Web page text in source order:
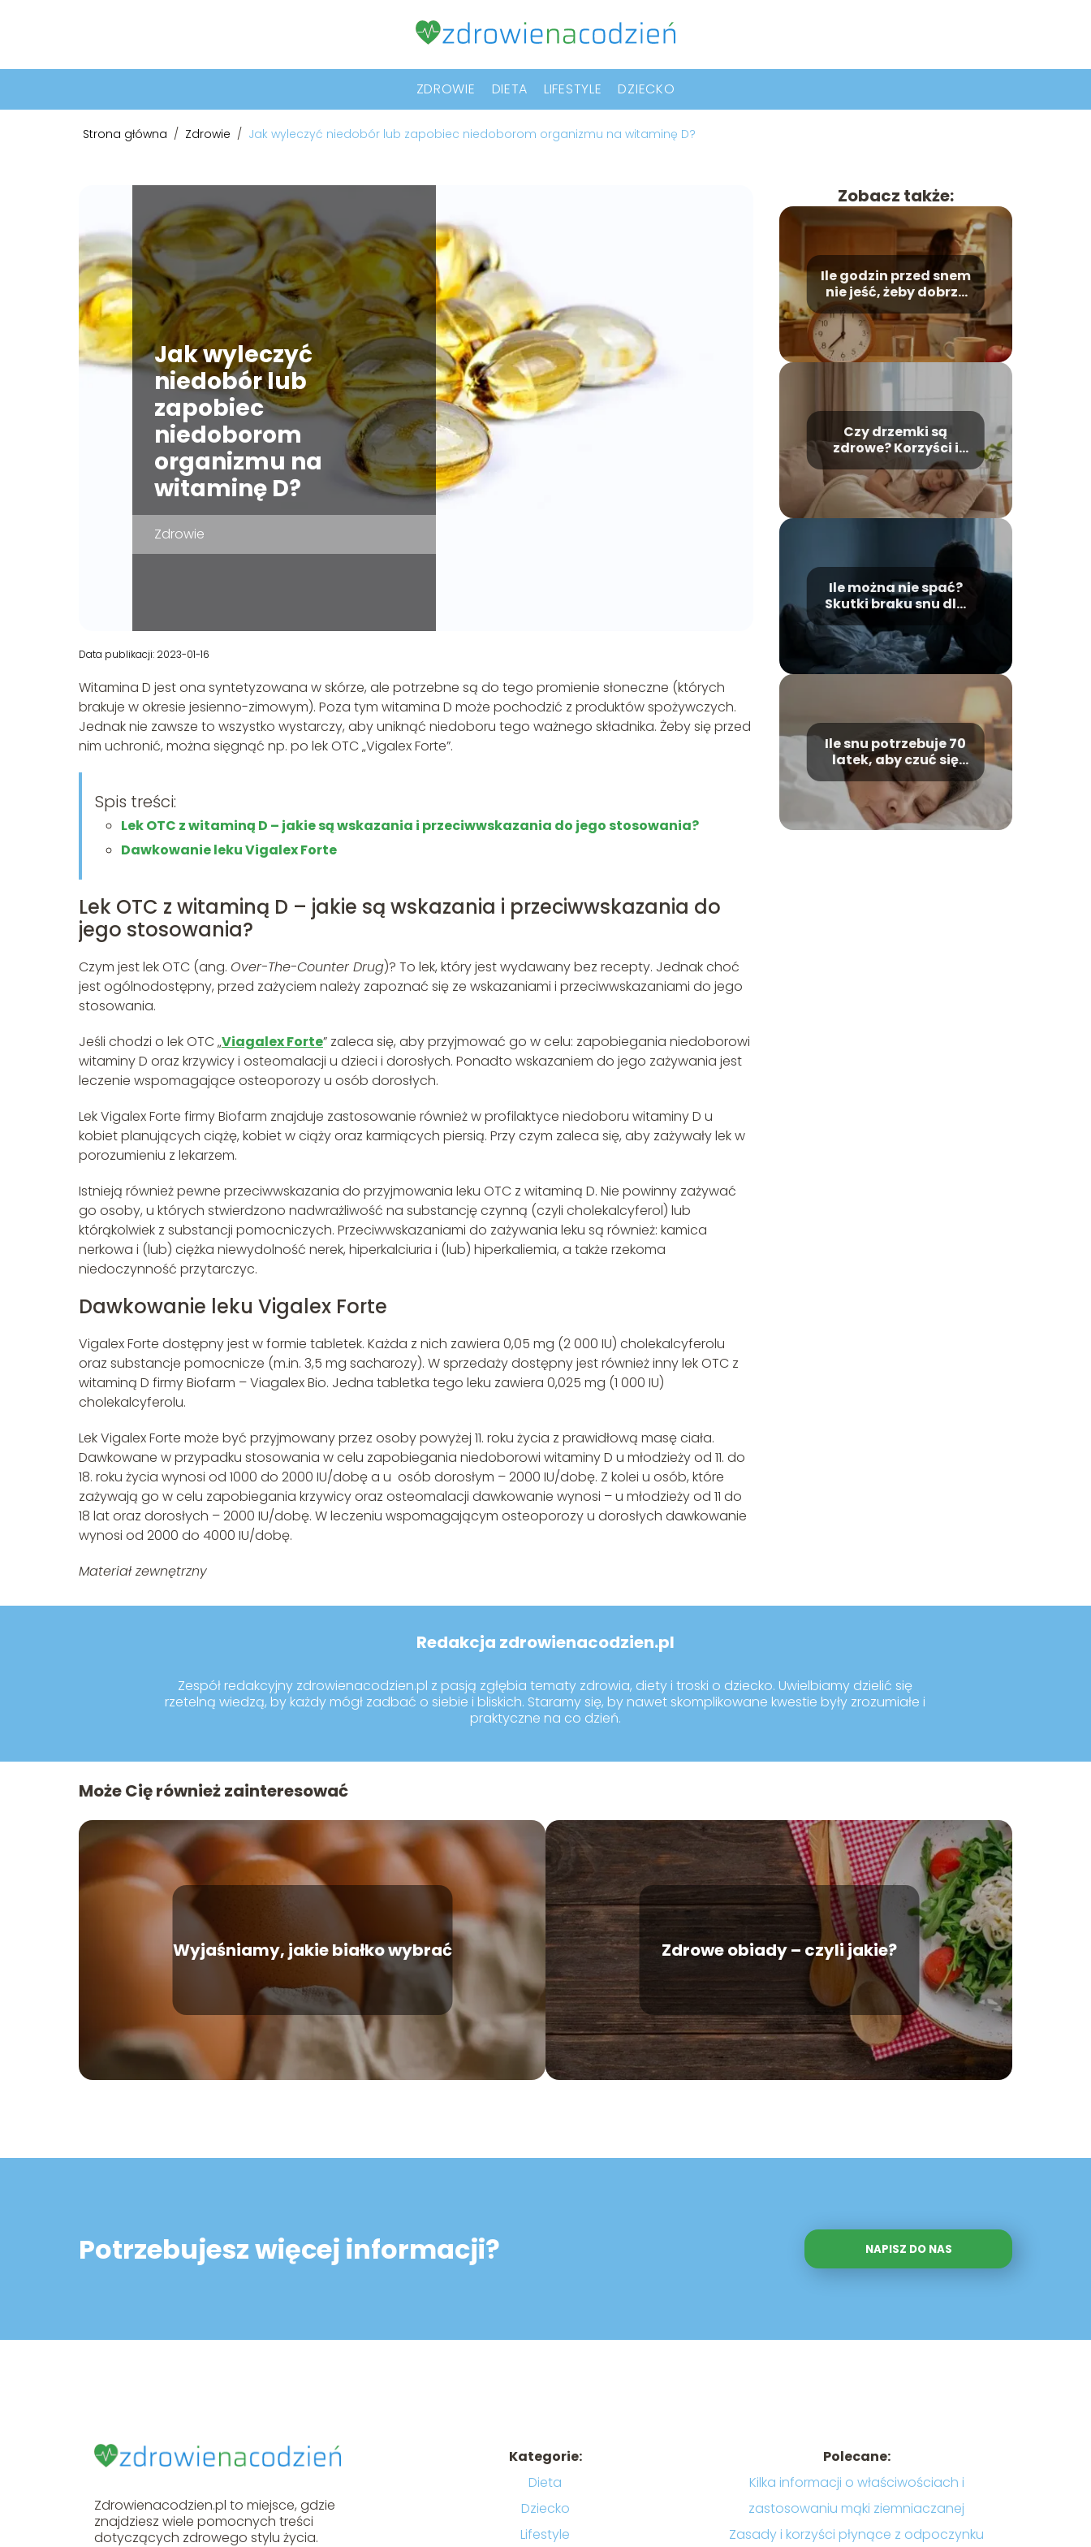
ZDROWIE DIETA LIFESTYLE DZIECKO
Strona główna / Zdrowie / Jak wyleczyć niedobór lub zapobiec niedoborom organizmu na witaminę D?
Jak wyleczyć
niedobór lub
zapobiec
niedoborom
organizmu na
witaminę D?
Zdrowie
Data publikacji: 2023-01-16
Witamina D jest ona syntetyzowana w skórze, ale potrzebne są do tego promienie słoneczne (których
brakuje w okresie jesienno-zimowym). Poza tym witamina D może pochodzić z produktów spożywczych.
Jednak nie zawsze to wszystko wystarczy, aby uniknąć niedoboru tego ważnego składnika. Żeby się przed
nim uchronić, można sięgnąć np. po lek OTC „Vigalex Forte”.
Spis treści:
Lek OTC z witaminą D – jakie są wskazania i przeciwwskazania do jego stosowania?
Dawkowanie leku Vigalex Forte
Lek OTC z witaminą D – jakie są wskazania i przeciwwskazania do
jego stosowania?
Czym jest lek OTC (ang. Over-The-Counter Drug)? To lek, który jest wydawany bez recepty. Jednak choć
jest ogólnodostępny, przed zażyciem należy zapoznać się ze wskazaniami i przeciwwskazaniami do jego
stosowania.
Jeśli chodzi o lek OTC „Viagalex Forte” zaleca się, aby przyjmować go w celu: zapobiegania niedoborowi
witaminy D oraz krzywicy i osteomalacji u dzieci i dorosłych. Ponadto wskazaniem do jego zażywania jest
leczenie wspomagające osteoporozy u osób dorosłych.
Lek Vigalex Forte firmy Biofarm znajduje zastosowanie również w profilaktyce niedoboru witaminy D u
kobiet planujących ciążę, kobiet w ciąży oraz karmiących piersią. Przy czym zaleca się, aby zażywały lek w
porozumieniu z lekarzem.
Istnieją również pewne przeciwwskazania do przyjmowania leku OTC z witaminą D. Nie powinny zażywać
go osoby, u których stwierdzono nadwrażliwość na substancję czynną (czyli cholekalcyferol) lub
którąkolwiek z substancji pomocniczych. Przeciwwskazaniami do zażywania leku są również: kamica
nerkowa i (lub) ciężka niewydolność nerek, hiperkalciuria i (lub) hiperkaliemia, a także rzekoma
niedoczynność przytarczyc.
Dawkowanie leku Vigalex Forte
Vigalex Forte dostępny jest w formie tabletek. Każda z nich zawiera 0,05 mg (2 000 IU) cholekalcyferolu
oraz substancje pomocnicze (m.in. 3,5 mg sacharozy). W sprzedaży dostępny jest również inny lek OTC z
witaminą D firmy Biofarm – Viagalex Bio. Jedna tabletka tego leku zawiera 0,025 mg (1 000 IU)
cholekalcyferolu.
Lek Vigalex Forte może być przyjmowany przez osoby powyżej 11. roku życia z prawidłową masę ciała.
Dawkowane w przypadku stosowania w celu zapobiegania niedoborowi witaminy D u młodzieży od 11. do
18. roku życia wynosi od 1000 do 2000 IU/dobę a u osób dorosłym – 2000 IU/dobę. Z kolei u osób, które
zażywają go w celu zapobiegania krzywicy oraz osteomalacji dawkowanie wynosi – u młodzieży od 11 do
18 lat oraz dorosłych – 2000 IU/dobę. W leczeniu wspomagającym osteoporozy u dorosłych dawkowanie
wynosi od 2000 do 4000 IU/dobę.
Materiał zewnętrzny
Zobacz także:
Ile godzin przed snem
nie jeść, żeby dobrze
spać?
Czy drzemki są
zdrowe? Korzyści i
możliwe zagrożenia
Ile można nie spać?
Skutki braku snu dla
organizmu
Ile snu potrzebuje 70
latek, aby czuć się
wypoczęta?
Redakcja zdrowienacodzien.pl
Zespół redakcyjny zdrowienacodzien.pl z pasją zgłębia tematy zdrowia, diety i troski o dziecko. Uwielbiamy dzielić się
rzetelną wiedzą, by każdy mógł zadbać o siebie i bliskich. Staramy się, by nawet skomplikowane kwestie były zrozumiałe i
praktyczne na co dzień.
Może Cię również zainteresować
Wyjaśniamy, jakie białko wybrać Zdrowe obiady – czyli jakie?
Potrzebujesz więcej informacji? NAPISZ DO NAS
Zdrowienacodzien.pl to miejsce, gdzie
znajdziesz wiele pomocnych treści
dotyczących zdrowego stylu życia.
Kategorie:
Dieta
Dziecko
Lifestyle
Polecane:
Kilka informacji o właściwościach i
zastosowaniu mąki ziemniaczanej
Zasady i korzyści płynące z odpoczynku